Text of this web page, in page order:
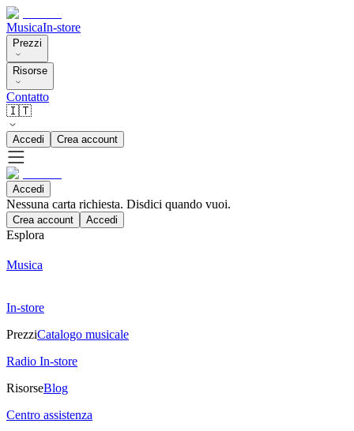
MusicaIn-store
Prezzi
Risorse
Contatto
🇮🇹
Accedi Crea account
Accedi
Nessuna carta richiesta. Disdici quando vuoi.
Crea account Accedi
Esplora
Musica
In-store
PrezziCatalogo musicale
Radio In-store
RisorseBlog
Centro assistenza